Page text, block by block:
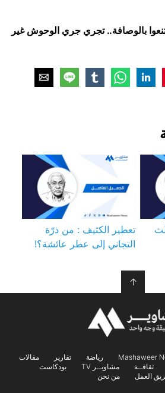
بالوصافة.. تجري جري الوحوش غير
تعطير الكثيف : من ذرّة
التجاني إلى عطر عائشة؟!
↑
Mashaweer رياضة تقارير
مقالات
ثقافــة مشاويــر TV
بودكاست
العمل
من نحن